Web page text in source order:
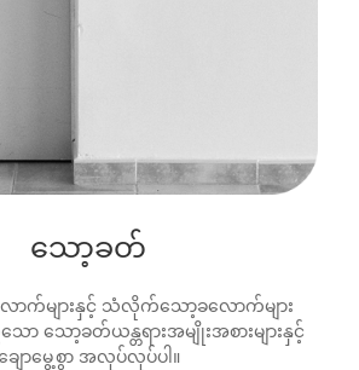
သော့ခတ်
ာက်များနှင့် သံလိုက်သော့ခလောက်များ
သော့ခတ်ယန္တရားအမျိုးအစားများနှင့်
ျောမွေ့စွာ အလုပ်လုပ်ပါ။